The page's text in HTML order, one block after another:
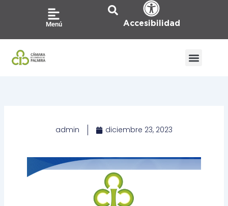
Menú Accesibilidad
admin diciembre 23, 2023